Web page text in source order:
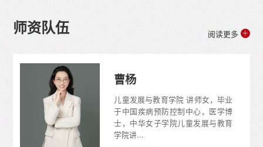
师资队伍 阅读更多
曹杨
儿童发展与教育学院 讲师女，毕业
于中国疾病预防控制中心，医学博
士，中华女子学院儿童发展与教育
学院讲...